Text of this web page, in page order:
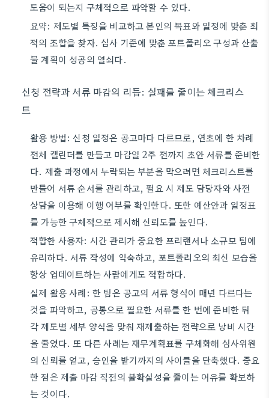
도움이 되는지 구체적으로 파악할 수 있다.
요약: 제도별 특징을 비교하고 본인의 목표와 일정에 맞춘 최
적의 조합을 찾자. 심사 기준에 맞춘 포트폴리오 구성과 산출
물 계획이 성공의 열쇠다.
신청 전략과 서류 마감의 리듬: 실패를 줄이는 체크리스
트
활용 방법: 신청 일정은 공고마다 다르므로, 연초에 한 차례
전체 캘린더를 만들고 마감일 2주 전까지 초안 서류를 준비한
다. 제출 과정에서 누락되는 부분을 막으려면 체크리스트를
만들어 서류 순서를 관리하고, 필요 시 제도 담당자와 사전
상담을 이용해 이행 여부를 확인한다. 또한 예산안과 일정표
를 가능한 구체적으로 제시해 신뢰도를 높인다.
적합한 사용자: 시간 관리가 중요한 프리랜서나 소규모 팀에
유리하다. 서류 작성에 익숙하고, 포트폴리오의 최신 모습을
항상 업데이트하는 사람에게도 적합하다.
실제 활용 사례: 한 팀은 공고의 서류 형식이 매년 다르다는
것을 파악하고, 공통으로 필요한 서류를 한 번에 준비한 뒤
각 제도별 세부 양식을 맞춰 재제출하는 전략으로 낭비 시간
을 줄였다. 또 다른 사례는 재무계획표를 구체화해 심사위원
의 신뢰를 얻고, 승인을 받기까지의 사이클을 단축했다. 중요
한 점은 제출 마감 직전의 불확실성을 줄이는 여유를 확보하
는 것이다.